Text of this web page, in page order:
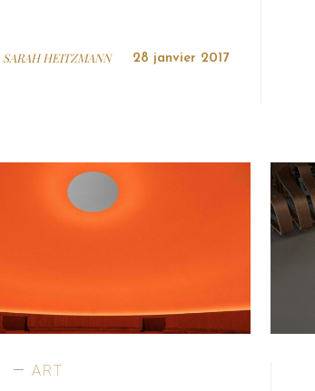
SARAH HEITZMANN 28 janvier 2017
ART